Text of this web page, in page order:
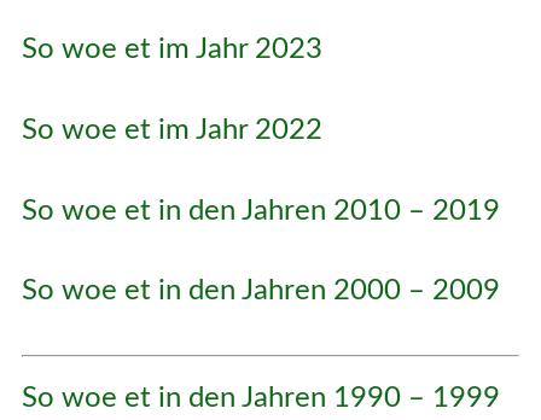
So woe et im Jahr 2023
So woe et im Jahr 2022
So woe et in den Jahren 2010 – 2019
So woe et in den Jahren 2000 – 2009
So woe et in den Jahren 1990 – 1999